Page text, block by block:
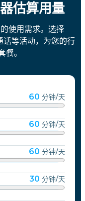
估算用量
使用需求。选择
等活动，为您的行
。
60 分钟/天
60 分钟/天
60 分钟/天
30 分钟/天